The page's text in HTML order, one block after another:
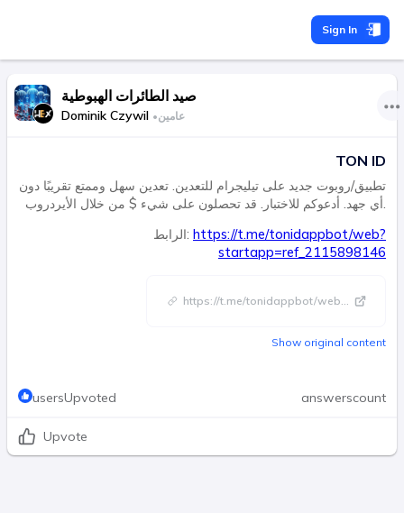
Sign In
صيد الطائرات الهبوطية
Dominik Czywil •عامين
TON ID
تطبيق/روبوت جديد على تيليجرام للتعدين. تعدين سهل وممتع تقريبًا دون
أي جهد. أدعوكم للاختبار. قد تحصلون على شيء $ من خلال الأيردروب.
الرابط: https://t.me/tonidappbot/web?
startapp=ref_2115898146
https://t.me/tonidappbot/web
Show original content
usersUpvoted answerscount
Upvote